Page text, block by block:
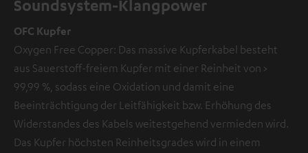
Soundsystem-Klangpower
OFC Kupfer
Oxygen Free Copper: Das massive Kupferkabel besteht
aus Sauerstoff-freiem Kupfer mit einer Reinheit von >
99,99 %, sodass eine Oxidation und damit eine
Beeinträchtigung der Leitfähigkeit bzw. Erhöhung des
Widerstandes des Kabels weitestgehend vermieden wird.
Das Kupfer höchsten Reinheitsgrades wird in einem